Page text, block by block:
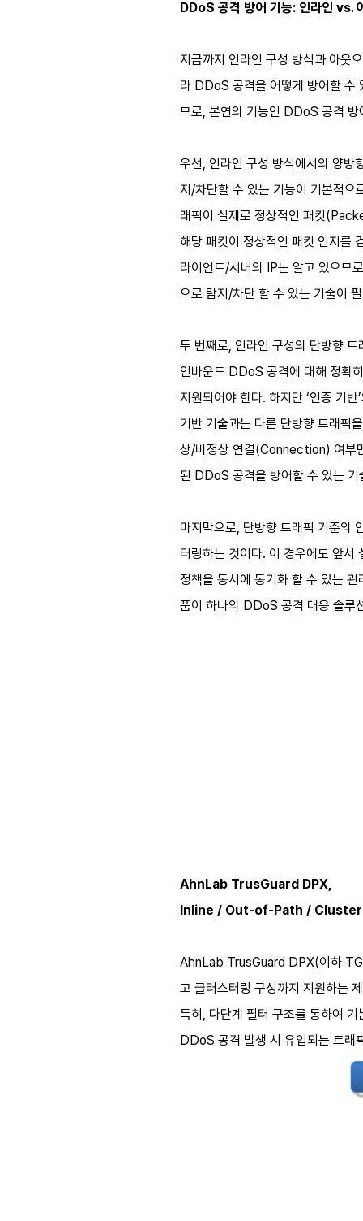
DDoS 공격 방어 기능: 인라인 vs.
지금까지 인라인 구성 방식과 아웃
라 DDoS 공격을 어떻게 방어할 수
므로, 본연의 기능인 DDoS 공격
우선, 인라인 구성 방식에서의 양
지/차단할 수 있는 기능이 기본적
래픽이 실제로 정상적인 패킷
해당 패킷이 정상적인 패킷 인지를
라이언트/서버의 IP는 알고 있으므
으로 탐지/차단 할 수 있는 기술이
두 번째로, 인라인 구성의 단방향
인바운드 DDoS 공격에 대해 정확
지원되어야 한다. 하지만 ‘인증 기
기반 기술과는 다른 단방향 트래픽
상/비정상 연결(Connection) 여부
된 DDoS 공격을 방어할 수 있는 기
마지막으로, 단방향 트래픽 기준의
터링하는 것이다. 이 경우에도 앞서
정책을 동시에 동기화 할 수 있는
품이 하나의 DDoS 공격 대응 솔루
AhnLab TrusGuard DPX,
Inline / Out-of-Path /
AhnLab TrusGuard DPX(이하 TG
고 클러스터링 구성까지 지원하는
특히, 다단계 필터 구조를 통하여
DDoS 공격 발생 시 유입되는 트래